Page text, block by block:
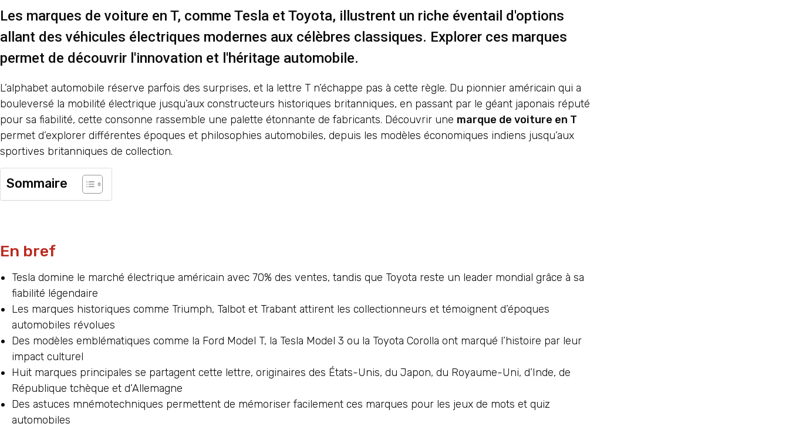
Les marques de voiture en T, comme Tesla et Toyota, illustrent un riche éventail d'options
allant des véhicules électriques modernes aux célèbres classiques. Explorer ces marques
permet de découvrir l'innovation et l'héritage automobile.
L’alphabet automobile réserve parfois des surprises, et la lettre T n’échappe pas à cette règle. Du pionnier américain qui a
bouleversé la mobilité électrique jusqu’aux constructeurs historiques britanniques, en passant par le géant japonais réputé
pour sa fiabilité, cette consonne rassemble une palette étonnante de fabricants. Découvrir une marque de voiture en T
permet d’explorer différentes époques et philosophies automobiles, depuis les modèles économiques indiens jusqu’aux
sportives britanniques de collection.
Sommaire
En bref
Tesla domine le marché électrique américain avec 70% des ventes, tandis que Toyota reste un leader mondial grâce à sa
fiabilité légendaire
Les marques historiques comme Triumph, Talbot et Trabant attirent les collectionneurs et témoignent d’époques
automobiles révolues
Des modèles emblématiques comme la Ford Model T, la Tesla Model 3 ou la Toyota Corolla ont marqué l’histoire par leur
impact culturel
Huit marques principales se partagent cette lettre, originaires des États-Unis, du Japon, du Royaume-Uni, d’Inde, de
République tchèque et d’Allemagne
Des astuces mnémotechniques permettent de mémoriser facilement ces marques pour les jeux de mots et quiz
automobiles